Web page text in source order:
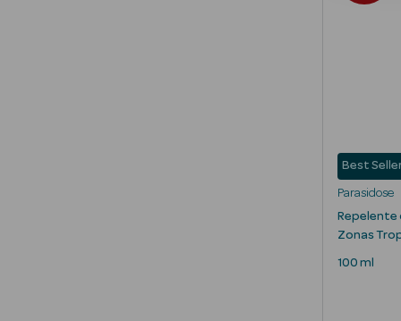
Best
Parasidose
Repelente
Zonas
100 ml